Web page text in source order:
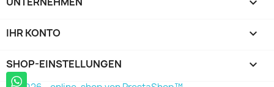
IHR KONTO 
SHOP-EINSTELLUNGEN keyboard_arrow_down